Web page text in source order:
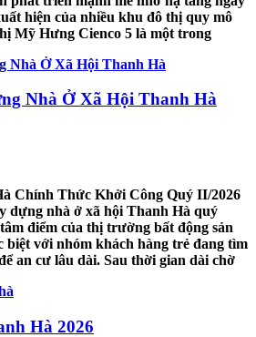
hiện của nhiều khu đô thị quy mô
Mỹ Hưng Cienco 5 là một trong
Nhà Ở Xã Hội Thanh Hà
Chính Thức Khởi Công Quý II/2026
dựng nhà ở xã hội Thanh Hà quý
điểm của thị trường bất động sản
với nhóm khách hàng trẻ đang tìm
an cư lâu dài. Sau thời gian dài chờ
Hà 2026